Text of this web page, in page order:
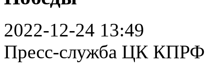
2022-12-24 13:49
Пресс-служба ЦК КПРФ